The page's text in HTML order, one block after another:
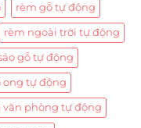
rèm gỗ tự động
rèm ngoài trời tự động
gỗ tự động
ong tự động
văn phòng tự động